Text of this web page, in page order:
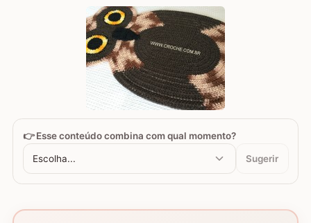
👉 Esse conteúdo combina com qual momento?
Escolha... Sugerir